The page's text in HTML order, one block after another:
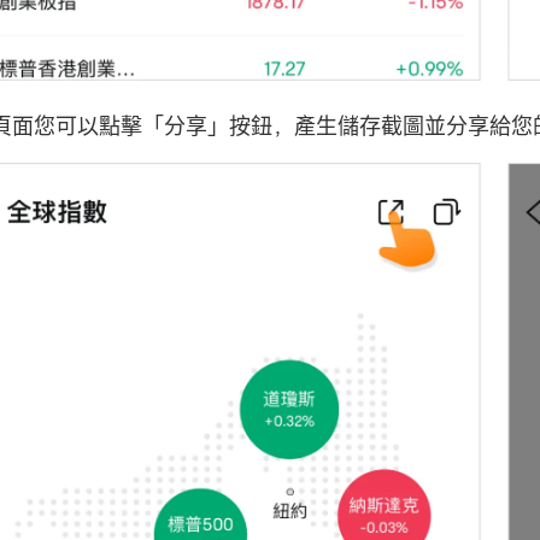
面您可以點擊「分享」按鈕，產生儲存截圖並分享給您